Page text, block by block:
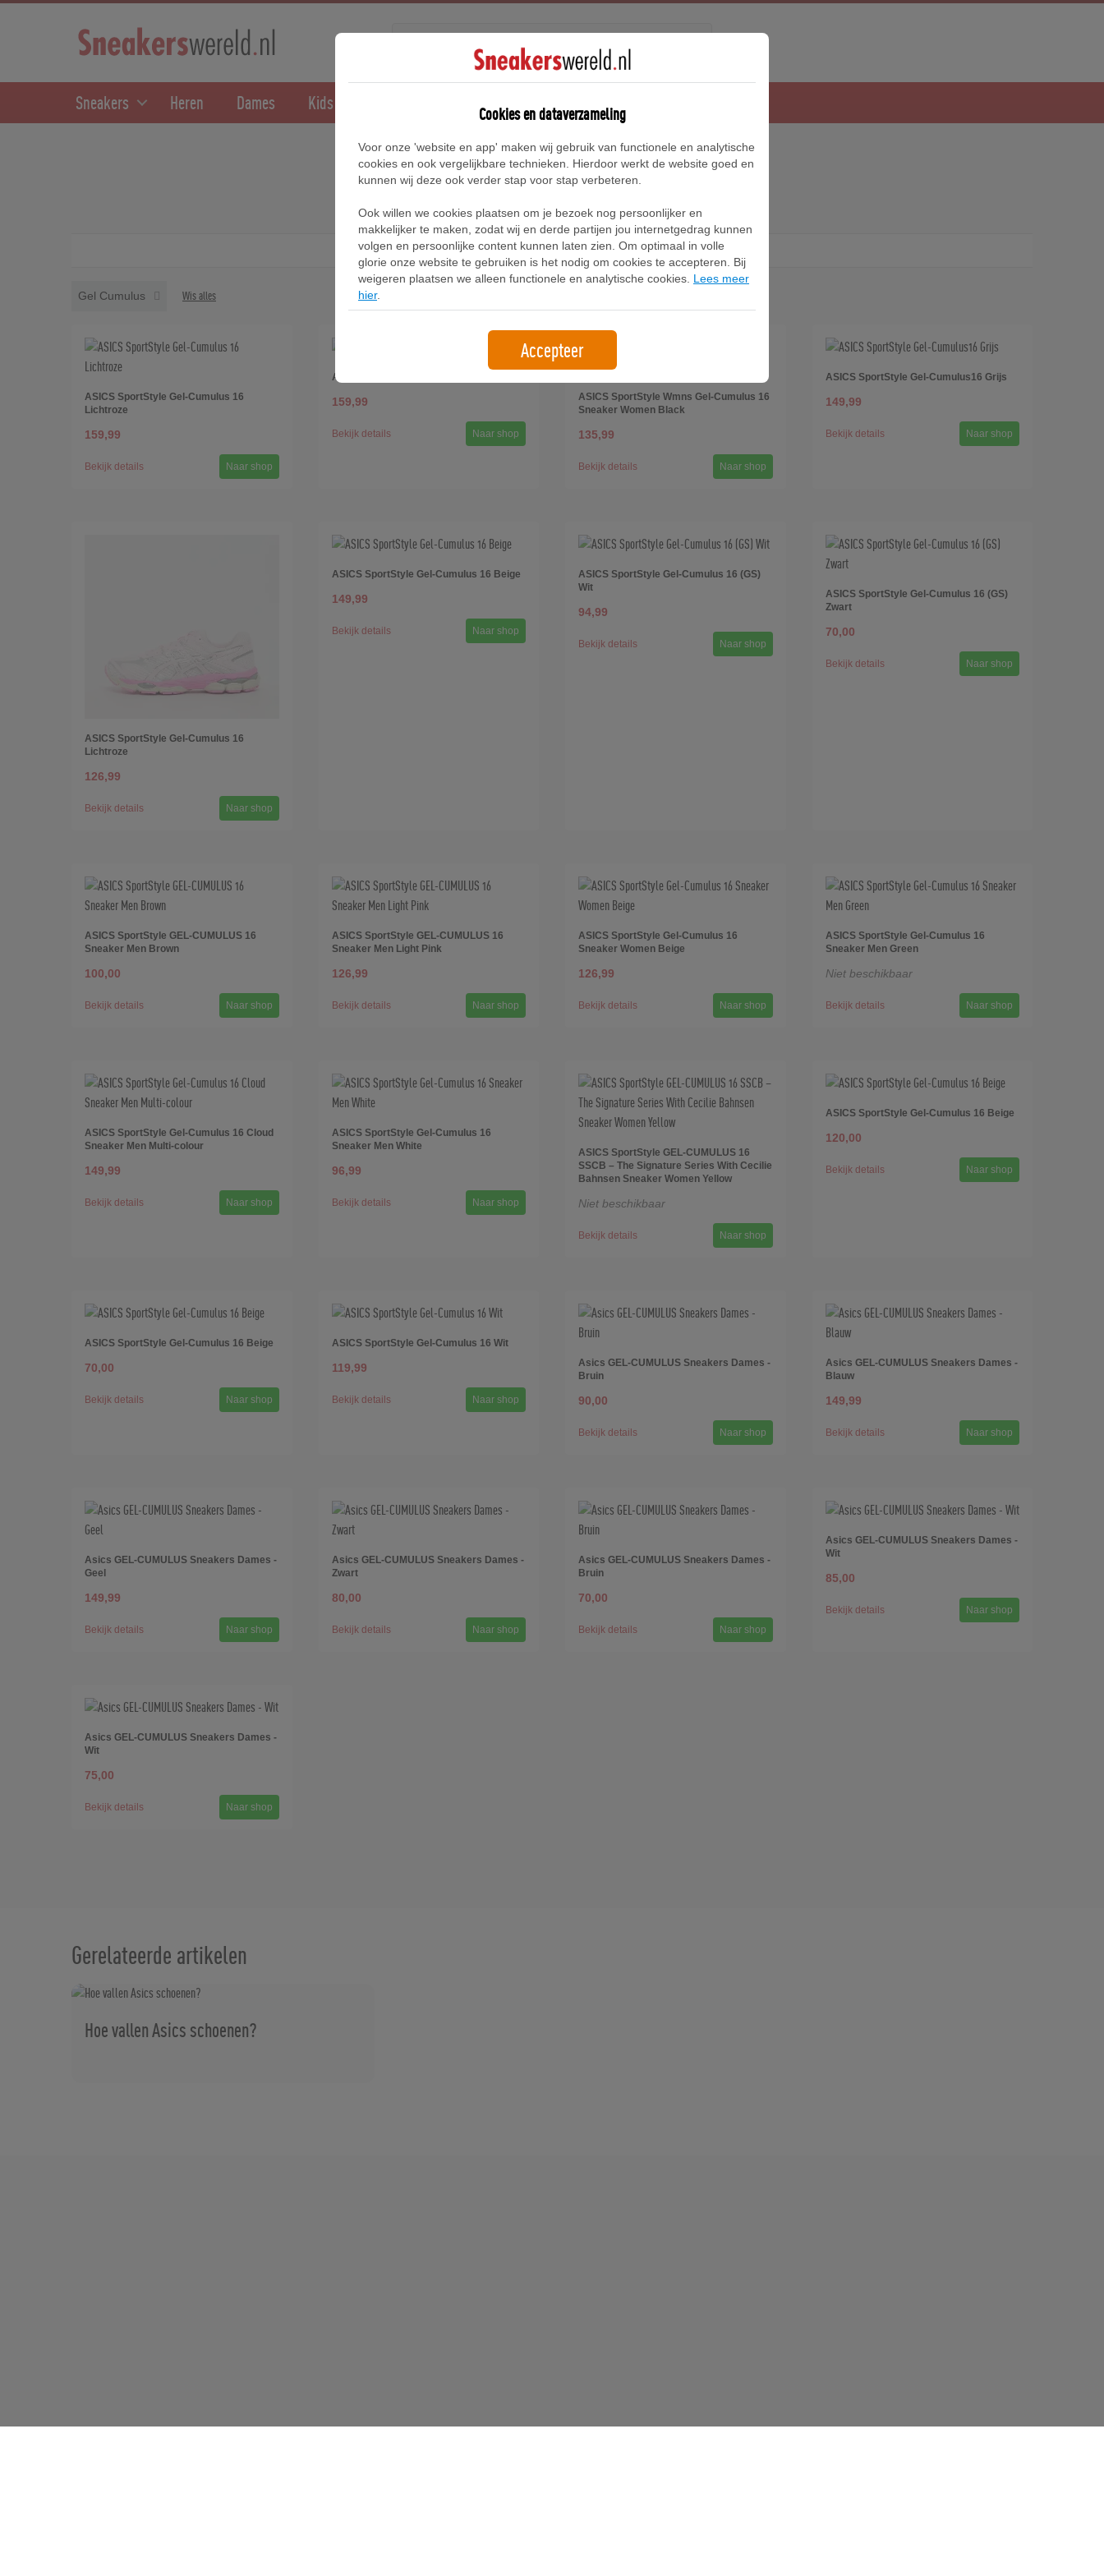
Sneakers Heren Dames Kids
Home Asics Gel-Cumulus Sneakers
Asics Gel-Cumulus Sneakers
Filter 1
Gel Cumulus Wis alles
ASICS SportStyle Gel-Cumulus 16
Lichtroze
159,99
Bekijk details Naar shop
ASICS SportStyle Gel-Cumulus 16 Blauw
159,99
Bekijk details Naar shop
ASICS SportStyle Wmns Gel-Cumulus 16
Sneaker Women Black
135,99
Bekijk details Naar shop
ASICS SportStyle Gel-Cumulus16 Grijs
149,99
Bekijk details Naar shop
ASICS SportStyle Gel-Cumulus 16
Lichtroze
126,99
Bekijk details Naar shop
ASICS SportStyle Gel-Cumulus 16 Beige
149,99
Bekijk details Naar shop
ASICS SportStyle Gel-Cumulus 16 (GS)
Wit
94,99
Bekijk details Naar shop
ASICS SportStyle Gel-Cumulus 16 (GS)
Zwart
70,00
Bekijk details Naar shop
ASICS SportStyle GEL-CUMULUS 16
Sneaker Men Brown
100,00
Bekijk details Naar shop
ASICS SportStyle GEL-CUMULUS 16
Sneaker Men Light Pink
126,99
Bekijk details Naar shop
ASICS SportStyle Gel-Cumulus 16
Sneaker Women Beige
126,99
Bekijk details Naar shop
ASICS SportStyle Gel-Cumulus 16
Sneaker Men Green
Niet beschikbaar
Bekijk details Naar shop
ASICS SportStyle Gel-Cumulus 16 Cloud
Sneaker Men Multi-colour
149,99
Bekijk details Naar shop
ASICS SportStyle Gel-Cumulus 16
Sneaker Men White
96,99
Bekijk details Naar shop
ASICS SportStyle GEL-CUMULUS 16
SSCB – The Signature Series With Cecilie
Bahnsen Sneaker Women Yellow
Niet beschikbaar
Bekijk details Naar shop
ASICS SportStyle Gel-Cumulus 16 Beige
120,00
Bekijk details Naar shop
ASICS SportStyle Gel-Cumulus 16 Beige
70,00
Bekijk details Naar shop
ASICS SportStyle Gel-Cumulus 16 Wit
119,99
Bekijk details Naar shop
Asics GEL-CUMULUS Sneakers Dames -
Bruin
90,00
Bekijk details Naar shop
Asics GEL-CUMULUS Sneakers Dames -
Blauw
149,99
Bekijk details Naar shop
Asics GEL-CUMULUS Sneakers Dames -
Geel
149,99
Bekijk details Naar shop
Asics GEL-CUMULUS Sneakers Dames -
Zwart
80,00
Bekijk details Naar shop
Asics GEL-CUMULUS Sneakers Dames -
Bruin
70,00
Bekijk details Naar shop
Asics GEL-CUMULUS Sneakers Dames -
Wit
85,00
Bekijk details Naar shop
Asics GEL-CUMULUS Sneakers Dames -
Wit
75,00
Bekijk details Naar shop
Gerelateerde artikelen
Hoe vallen Asics schoenen?
Cookies en dataverzameling
Voor onze 'website en app' maken wij gebruik van functionele en analytische
cookies en ook vergelijkbare technieken. Hierdoor werkt de website goed en
kunnen wij deze ook verder stap voor stap verbeteren.
Ook willen we cookies plaatsen om je bezoek nog persoonlijker en
makkelijker te maken, zodat wij en derde partijen jou internetgedrag kunnen
volgen en persoonlijke content kunnen laten zien. Om optimaal in volle
glorie onze website te gebruiken is het nodig om cookies te accepteren. Bij
weigeren plaatsen we alleen functionele en analytische cookies. Lees meer
hier.
Accepteer